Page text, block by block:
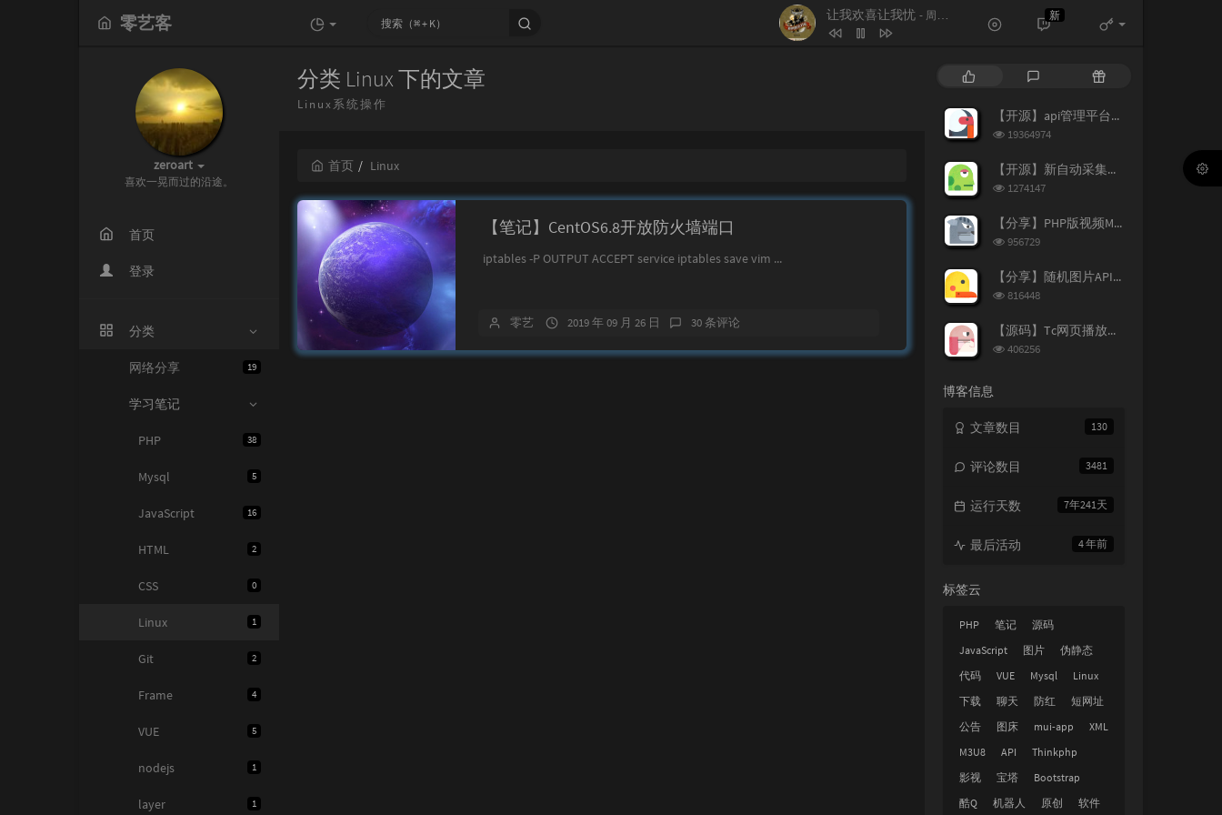
零艺客 让我欢喜让我忧 - 周华健
郁可唯
方雅贤
6 原来你也在这里 一只毒月饼
新
zeroart
喜欢一晃而过的沿途。
首页
登录
分类
19
网络分享
学习笔记
38
PHP
5
Mysql
16
JavaScript
2
HTML
0
CSS
1
Linux
2
Git
4
Frame
5
VUE
1
nodejs
1
layer
分类 Linux 下的文章
Linux系统操作
首页 Linux
【笔记】CentOS6.8开放防火墙端口
iptables -P OUTPUT ACCEPT service iptables save vim ...
零艺 2019 年 09 月 26 日 30 条评论
文
评
论
随
文【开源】api管理平台源码v1.2
浏
次
数:
19364974
【开源】新自动采集影视CMS程序开源
浏
次
数:
1274147
【分享】PHP版视频M3U8切片上传阿里图床源码
浏
次
数:
956729
【分享】随机图片API源码（附新图片数据）
浏
次
数:
816448
【源码】Tc网页播放器个人增强版
浏
406256
博客信息
130
文章数目
3481
评论数目
7年241天
运行天数
4 年前
最后活动
标签云
PHP 笔记
源码
JavaScript
图片
伪静态
代码
VUE Mysql
Linux
下载
聊天 防红
短网址
公告
图床 mui-app
XML
M3U8
API
Thinkphp
影视
宝塔
Bootstrap
酷Q
机器人 原创 软件